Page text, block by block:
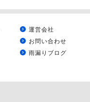
運営会社
お問い合わせ
雨漏りブログ